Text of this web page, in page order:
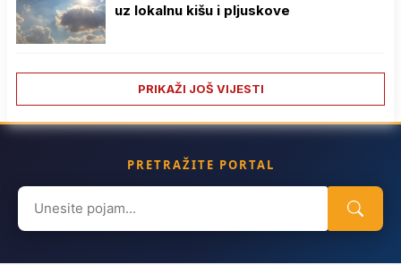
uz lokalnu kišu i pljuskove
PRIKAŽI JOŠ VIJESTI
PRETRAŽITE PORTAL
Search
for: